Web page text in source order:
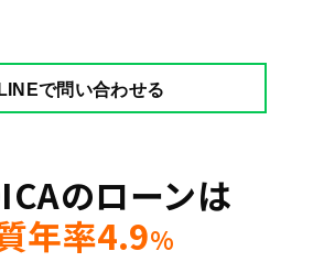
LINEで問い合わせる
のローンは
年率4.9%